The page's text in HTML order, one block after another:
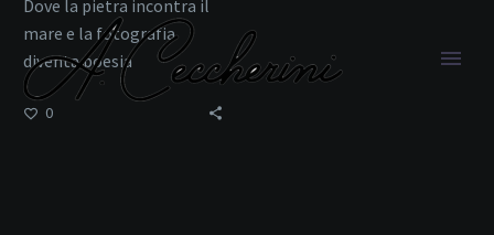
Dove la pietra incontra il
mare e la fotografia
diventa poesia
0